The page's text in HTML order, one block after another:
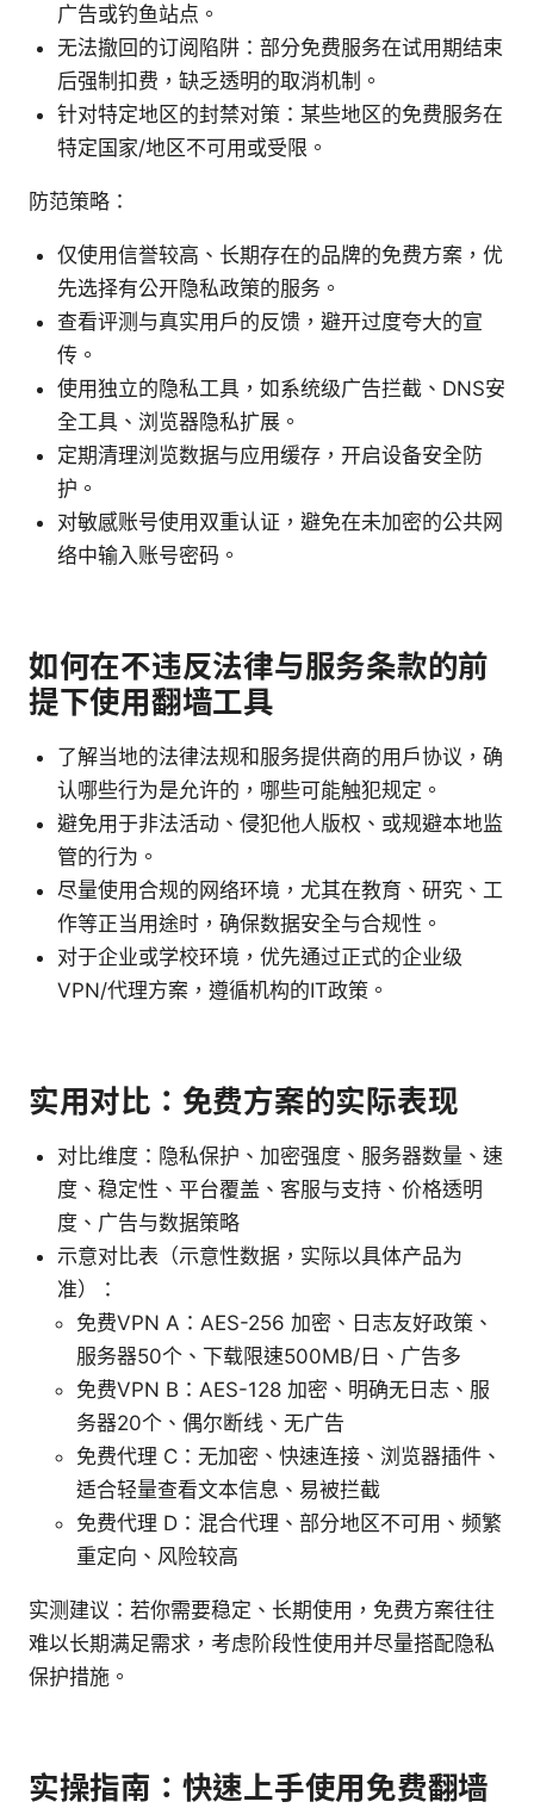
广告或钓鱼站点。
无法撤回的订阅陷阱：部分免费服务在试用期结束
后强制扣费，缺乏透明的取消机制。
针对特定地区的封禁对策：某些地区的免费服务在
特定国家/地区不可用或受限。
防范策略：
仅使用信誉较高、长期存在的品牌的免费方案，优
先选择有公开隐私政策的服务。
查看评测与真实用户的反馈，避开过度夸大的宣
传。
使用独立的隐私工具，如系统级广告拦截、DNS安
全工具、浏览器隐私扩展。
定期清理浏览数据与应用缓存，开启设备安全防
护。
对敏感账号使用双重认证，避免在未加密的公共网
络中输入账号密码。
如何在不违反法律与服务条款的前
提下使用翻墙工具
了解当地的法律法规和服务提供商的用户协议，确
认哪些行为是允许的，哪些可能触犯规定。
避免用于非法活动、侵犯他人版权、或规避本地监
管的行为。
尽量使用合规的网络环境，尤其在教育、研究、工
作等正当用途时，确保数据安全与合规性。
对于企业或学校环境，优先通过正式的企业级
VPN/代理方案，遵循机构的IT政策。
实用对比：免费方案的实际表现
对比维度：隐私保护、加密强度、服务器数量、速
度、稳定性、平台覆盖、客服与支持、价格透明
度、广告与数据策略
示意对比表（示意性数据，实际以具体产品为
准）：
免费VPN A：AES-256 加密、日志友好政策、
服务器50个、下载限速500MB/日、广告多
免费VPN B：AES-128 加密、明确无日志、服
务器20个、偶尔断线、无广告
免费代理 C：无加密、快速连接、浏览器插件、
适合轻量查看文本信息、易被拦截
免费代理 D：混合代理、部分地区不可用、频繁
重定向、风险较高
实测建议：若你需要稳定、长期使用，免费方案往往
难以长期满足需求，考虑阶段性使用并尽量搭配隐私
保护措施。
实操指南：快速上手使用免费翻墙